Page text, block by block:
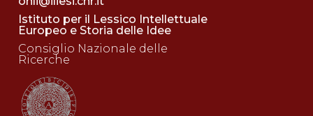
Istituto per il Lessico Intellettuale
Europeo e Storia delle Idee
Consiglio Nazionale delle
Ricerche